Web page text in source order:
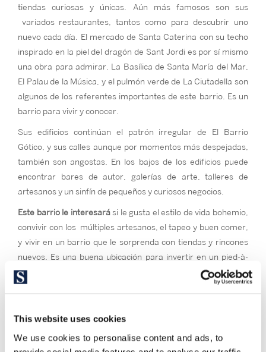
This website uses cookies
We use cookies to personalise content and ads, to
tiendas curiosas y únicas. Aún más famosos son sus
variados restaurantes, tantos como para descubrir uno
nuevo cada día. El mercado de Santa Caterina con su techo
inspirado en la piel del dragón de Sant Jordi es por sí mismo
una obra para admirar. La Basílica de Santa María del Mar,
El Palau de la Música, y el pulmón verde de La Ciutadella son
algunos de los referentes importantes de este barrio. Es un
barrio para vivir y conocer.
Sus edificios continúan el patrón irregular de El Barrio
Gótico, y sus calles aunque por momentos más despejadas,
también son angostas. En los bajos de los edificios puede
encontrar bares de autor, galerías de arte, talleres de
artesanos y un sinfín de pequeños y curiosos negocios.
Este barrio le interesarási le gusta el estilo de vida bohemio,
convivir con los múltiples artesanos, el tapeo y buen comer,
y vivir en un barrio que le sorprenda con tiendas y rincones
nuevos. Es una buena ubicación para invertir en un pied-à-
terre.